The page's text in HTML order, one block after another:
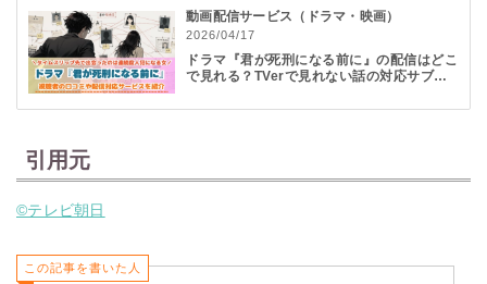
動画配信サービス（ドラマ・映画）
2026/04/17
ドラマ『君が死刑になる前に』の配信はどこ
で見れる？TVerで見れない話の対応サブス
引用元
©テレビ朝日
この記事を書いた人